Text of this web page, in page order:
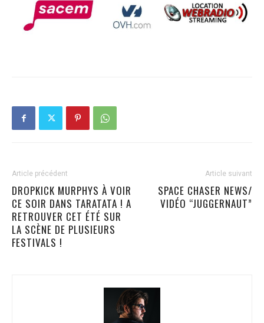
Article précédent
DROPKICK MURPHYS À VOIR
CE SOIR DANS TARATATA ! A
RETROUVER CET ÉTÉ SUR
LA SCÈNE DE PLUSIEURS
FESTIVALS !
Article suivant
SPACE CHASER NEWS/
VIDÉO “JUGGERNAUT”